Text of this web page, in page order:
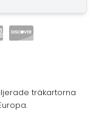
träkartorna